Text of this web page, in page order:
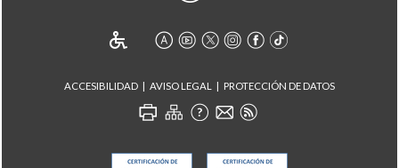
ACCESIBILIDAD AVISO LEGAL PROTECCIÓN DE DATOS